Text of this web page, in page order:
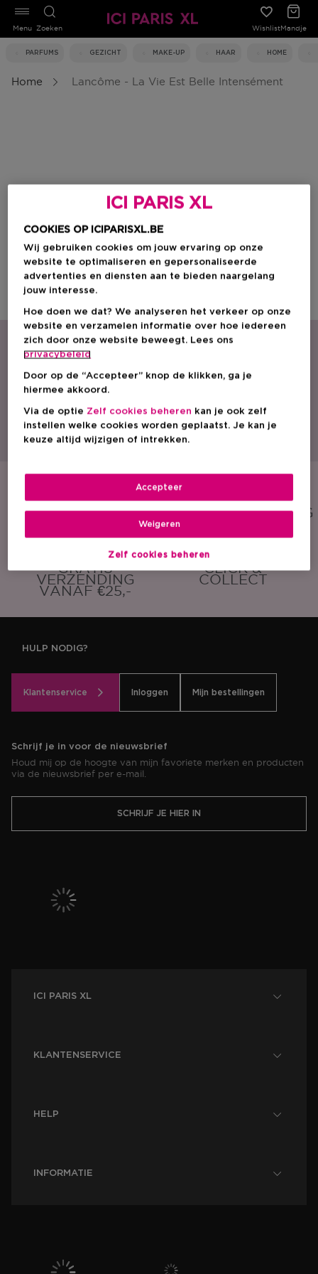
Zoeken WishlistMandje
PARFUMS GEZICHT MAKE-UP HAAR HOME
Menu
Home Lancôme - La Vie Est Belle Intensément
Met een ruim aanbod parfum, cosmetica en huidverzorging is ICI PARIS XL
dé beautyspecialist van België. Ontdek onze acties, promoties, beauty tips
en vind een ICI PARIS XL winkel bij jou in de buurt. Bestel onze producten
GRATIS
SAMPLE
GRATIS
CADEAUVERPAKKING
GRATIS
VERZENDING
VANAF €25,-
CLICK &
COLLECT
HULP NODIG?
Klantenservice Inloggen Mijn bestellingen
Schrijf je in voor de nieuwsbrief
Houd mij op de hoogte van mijn favoriete merken en producten
via de nieuwsbrief per e-mail.
SCHRIJF JE HIER IN
ICI PARIS XL
KLANTENSERVICE
HELP
INFORMATIE
ICI PARIS XL
COOKIES OP ICIPARISXL.BE
Wij gebruiken cookies om jouw ervaring op onze
website te optimaliseren en gepersonaliseerde
advertenties en diensten aan te bieden naargelang
jouw interesse.
Hoe doen we dat? We analyseren het verkeer op onze
website en verzamelen informatie over hoe iedereen
zich door onze website beweegt. Lees ons
privacybeleid
Door op de “Accepteer” knop de klikken, ga je
hiermee akkoord.
Via de optie Zelf cookies beheren kan je ook zelf
instellen welke cookies worden geplaatst. Je kan je
keuze altijd wijzigen of intrekken.
Zelf cookies beheren
Weigeren
Accepteer